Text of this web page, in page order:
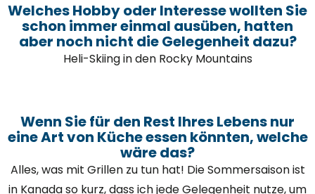
Welches Hobby oder Interesse wollten Sie
schon immer einmal ausüben, hatten
aber noch nicht die Gelegenheit dazu?
Heli-Skiing in den Rocky Mountains
Wenn Sie für den Rest Ihres Lebens nur
eine Art von Küche essen könnten, welche
wäre das?
Alles, was mit Grillen zu tun hat! Die Sommersaison ist
in Kanada so kurz, dass ich jede Gelegenheit nutze, um